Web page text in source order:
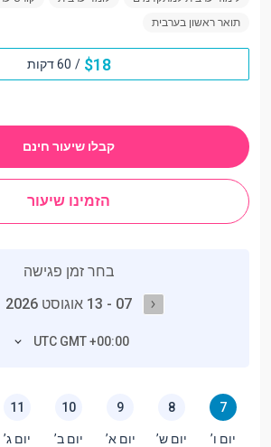
תואר ראשון בערבית
18
$
/ 60 דקות
קבלו שיעור חינם
הזמינו שיעור
בחר זמן פגישה
07 - 13 אוגוסט 2026
UTC GMT +00:00
7
יום ו’
8
יום ש’
9
יום א’
10
יום ב’
11
יום ג’